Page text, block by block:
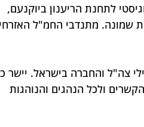
לתחנת הריענון ביוקנעם,
שמונה. מתנדבי החמ"ל האזרחי
צה"ל והחברה בישראל. יישר
ולכל הנהגים והנוהגות